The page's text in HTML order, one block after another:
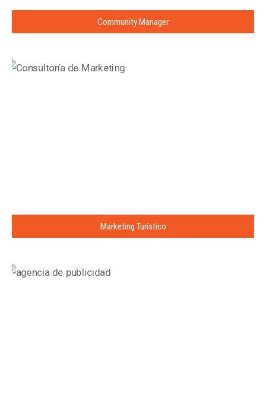
Community Manager
Marketing Turístico